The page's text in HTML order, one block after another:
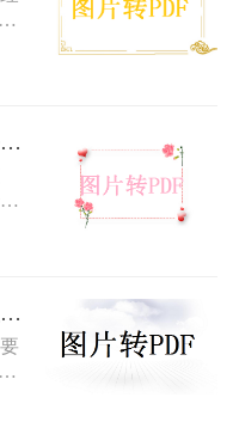
图片转PDF小白入门：5种方法从最简单到最专业逐步升级！
图片怎么转换成pdf格式？可以试试这4个转换方法！